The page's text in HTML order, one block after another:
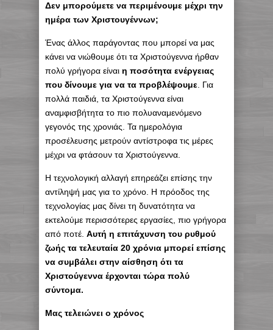
Δεν μπορούμετε να περιμένουμε μέχρι την
ημέρα των Χριστουγέννων;
Ένας άλλος παράγοντας που μπορεί να μας
κάνει να νιώθουμε ότι τα Χριστούγεννα ήρθαν
πολύ γρήγορα είναι η ποσότητα ενέργειας
που δίνουμε για να τα προβλέψουμε . Για
πολλά παιδιά, τα Χριστούγεννα είναι
αναμφισβήτητα το πιο πολυαναμενόμενο
γεγονός της χρονιάς. Τα ημερολόγια
προσέλευσης μετρούν αντίστροφα τις μέρες
μέχρι να φτάσουν τα Χριστούγεννα.
Η τεχνολογική αλλαγή επηρεάζει επίσης την
αντίληψή μας για το χρόνο. Η πρόοδος της
τεχνολογίας μας δίνει τη δυνατότητα να
εκτελούμε περισσότερες εργασίες, πιο γρήγορα
από ποτέ. Αυτή η επιτάχυνση του ρυθμού
ζωής τα τελευταία 20 χρόνια μπορεί επίσης
να συμβάλει στην αίσθηση ότι τα
Χριστούγεννα έρχονται τώρα πολύ
σύντομα.
Μας τελειώνει ο χρόνος